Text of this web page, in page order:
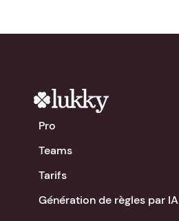
Pro
Teams
Tarifs
Génération de règles par IA